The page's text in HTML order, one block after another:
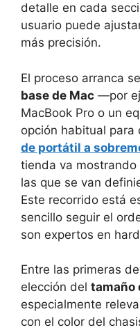
detalle en cada
usuario puede
más precisión.
El proceso arranca
base de Mac —por
MacBook Pro o un
opción habitual para
de portátil a
tienda va
las que se van
Este recorrido está
sencillo seguir el
son expertos en
Entre las primeras
elección del tamaño
especialmente
con el color del